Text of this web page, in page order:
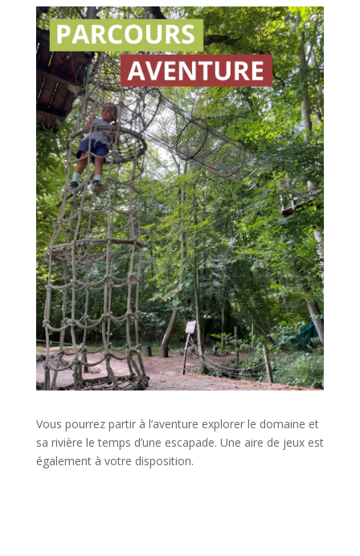
Vous pourrez partir à l’aventure explorer le domaine et
sa rivière le temps d’une escapade. Une aire de jeux est
également à votre disposition.